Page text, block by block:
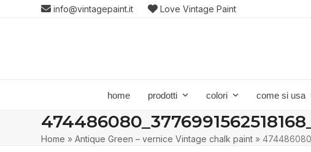
info@vintagepaint.it Love Vintage Paint
home prodotti colori come si usa
Home »Antique Green – vernice Vintage chalk paint »